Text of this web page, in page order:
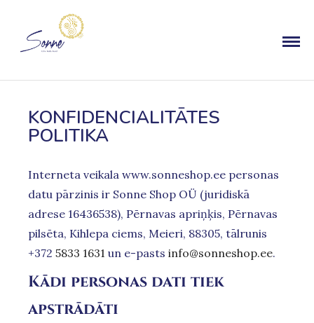
KONFIDENCIALITĀTES
POLITIKA
Interneta veikala www.sonneshop.ee personas
datu pārzinis ir Sonne Shop OÜ (juridiskā
adrese 16436538), Pērnavas apriņķis, Pērnavas
pilsēta, Kihlepa ciems, Meieri, 88305, tālrunis
+372 5833 1631 un e-pasts info@sonneshop.ee.
Kādi personas dati tiek
apstrādāti